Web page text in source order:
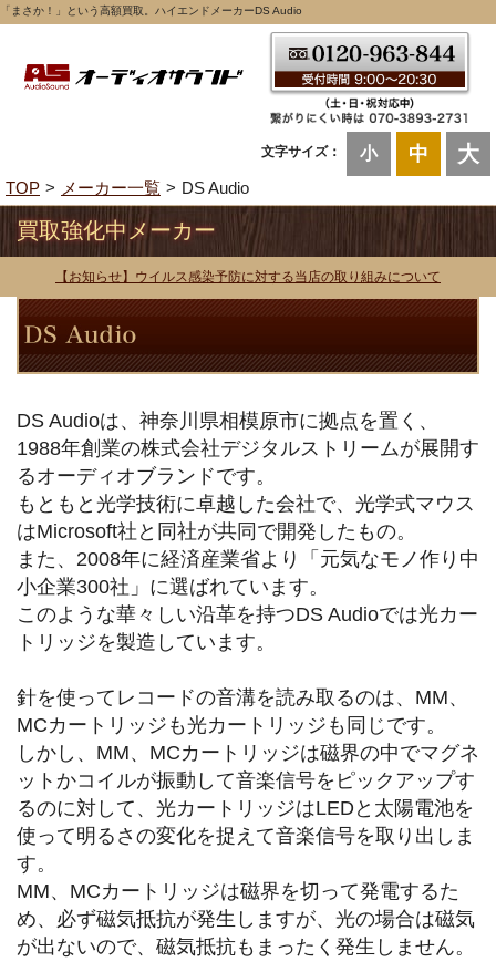
「まさか！」という高額買取。ハイエンドメーカーDS Audio
文字サイズ： 小 中 大
TOP メーカー一覧 DS Audio
買取強化中メーカー
【お知らせ】ウイルス感染予防に対する当店の取り組みについて
DS Audioは、神奈川県相模原市に拠点を置く、
1988年創業の株式会社デジタルストリームが展開す
るオーディオブランドです。
もともと光学技術に卓越した会社で、光学式マウス
はMicrosoft社と同社が共同で開発したもの。
また、2008年に経済産業省より「元気なモノ作り中
小企業300社」に選ばれています。
このような華々しい沿革を持つDS Audioでは光カー
トリッジを製造しています。
針を使ってレコードの音溝を読み取るのは、MM、
MCカートリッジも光カートリッジも同じです。
しかし、MM、MCカートリッジは磁界の中でマグネ
ットかコイルが振動して音楽信号をピックアップす
るのに対して、光カートリッジはLEDと太陽電池を
使って明るさの変化を捉えて音楽信号を取り出しま
す。
MM、MCカートリッジは磁界を切って発電するた
め、必ず磁気抵抗が発生しますが、光の場合は磁気
が出ないので、磁気抵抗もまったく発生しません。